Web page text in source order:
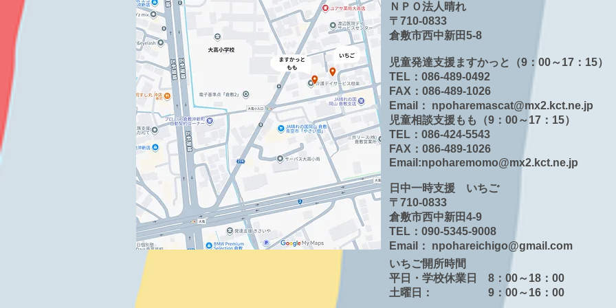
す。是非見てくださいね～♪
https://www.instagram.com/
ＮＰＯ法人晴れ
〒710-​0833
倉敷市西中新田5-8
児童発達支援ますかっと（9：00～17：15）
TEL：086-489-0492
FAX：086-489-1026
Email： npoharemascat@mx2.kct.ne.jp
児童相談支援もも（9：00～17：15
TEL：086-424-5543
FAX：086-489-1026
Email:npoharemomo@mx2.kct.ne.jp
日中一時支援 いちご
〒710-0833
倉敷市西中新田4-9
TEL：090-5345-9008
Email： npohareichigo@gmail.com
いちご開所時間
平日・学校休業日 8：00～18：00
土曜日： 9：00～16：00